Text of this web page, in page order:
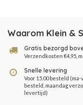
Waarom Klein &
Gratis bezorgd
Verzendkosten €4,95,
Snelle levering
Voor 15.00 besteld
besteld, maandag
levertijd)